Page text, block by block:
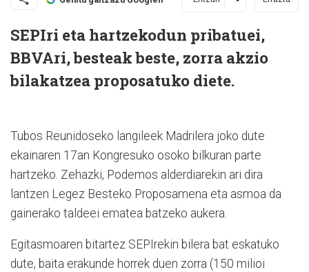
SEPIri eta hartzekodun pribatuei,
BBVAri, besteak beste, zorra akzio
bilakatzea proposatuko diete.
Tubos Reunidoseko langileek Madrilera joko dute
ekainaren 17an Kongresuko osoko bilkuran parte
hartzeko. Zehazki, Podemos alderdiarekin ari dira
lantzen Legez Besteko Proposamena eta asmoa da
gainerako taldeei ematea batzeko aukera.
Egitasmoaren bitartez SEPIrekin bilera bat eskatuko
dute, baita erakunde horrek duen zorra (150 milioi